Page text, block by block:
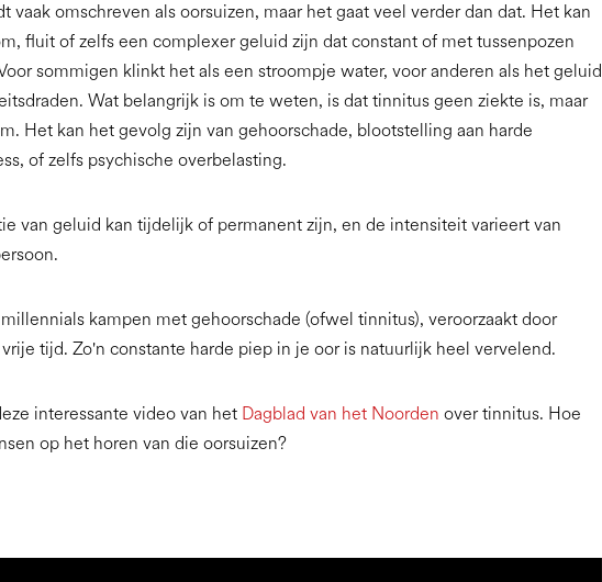
vaak omschreven als oorsuizen, maar het gaat veel verder dan dat. Het kan
fluit of zelfs een complexer geluid zijn dat constant of met tussenpozen
sommigen klinkt het als een stroompje water, voor anderen als het geluid
Wat belangrijk is om te weten, is dat tinnitus geen ziekte is, maar
Het kan het gevolg zijn van gehoorschade, blootstelling aan harde
of zelfs psychische overbelasting.
van geluid kan tijdelijk of permanent zijn, en de intensiteit varieert van
kampen met gehoorschade (ofwel tinnitus), veroorzaakt door
tijd. Zo'n constante harde piep in je oor is natuurlijk heel vervelend.
interessante video van het Dagblad van het Noorden over tinnitus. Hoe
op het horen van die oorsuizen?